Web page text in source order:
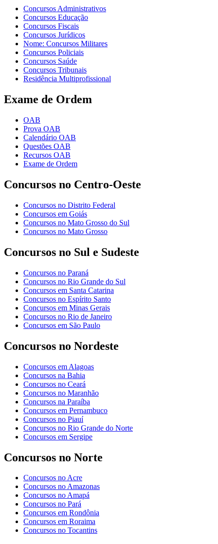
Concursos Administrativos
Concursos Educação
Concursos Fiscais
Concursos Jurídicos
Nome: Concursos Militares
Concursos Policiais
Concursos Saúde
Concursos Tribunais
Residência Multiprofissional
Exame de Ordem
OAB
Prova OAB
Calendário OAB
Questões OAB
Recursos OAB
Exame de Ordem
Concursos no Centro-Oeste
Concursos no Distrito Federal
Concursos em Goiás
Concursos no Mato Grosso do Sul
Concursos no Mato Grosso
Concursos no Sul e Sudeste
Concursos no Paraná
Concursos no Rio Grande do Sul
Concursos em Santa Catarina
Concursos no Espírito Santo
Concursos em Minas Gerais
Concursos no Rio de Janeiro
Concursos em São Paulo
Concursos no Nordeste
Concursos em Alagoas
Concursos na Bahia
Concursos no Ceará
Concursos no Maranhão
Concursos na Paraíba
Concursos em Pernambuco
Concursos no Piauí
Concursos no Rio Grande do Norte
Concursos em Sergipe
Concursos no Norte
Concursos no Acre
Concursos no Amazonas
Concursos no Amapá
Concursos no Pará
Concursos em Rondônia
Concursos em Roraima
Concursos no Tocantins